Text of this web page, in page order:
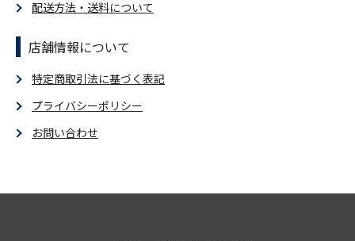
配送方法・送料について
店舗情報について
特定商取引法に基づく表記
プライバシーポリシー
お問い合わせ